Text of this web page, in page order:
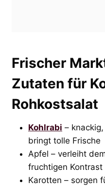
Frischer
Zutaten für
Rohkostsalat
Kohlrabi –
bringt tolle Frische
Apfel – verleiht
fruchtigen Kontrast
Karotten – sorgen